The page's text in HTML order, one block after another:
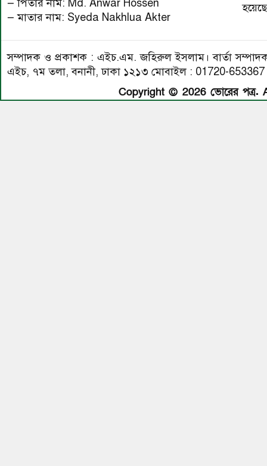
— পিতার নাম: Md. Anwar Hossen
— মাতার নাম: Syeda Nakhlua Akter
সম্পাদক ও প্রকাশক : এইচ.এম. জহিরুল ইসলাম। বার্তা
এইচ, ৭ম তলা, বনানী, ঢাকা ১২১৩ মোবাইল : 01720-
Copyright © 2026 ভোরের পত্র.